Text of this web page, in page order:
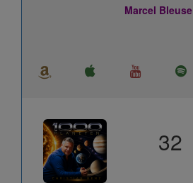
Marcel Bleuse
32